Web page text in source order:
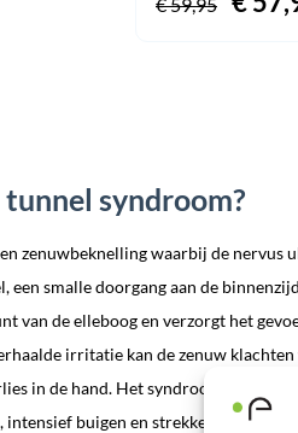
syndroom?
zenuwbeknelling waarbij de nervus
smalle doorgang aan de
van de elleboog en verzorgt het
irritatie kan de zenuw klachten
in de hand. Het syndroom komt
buigen en strekken, of ’s